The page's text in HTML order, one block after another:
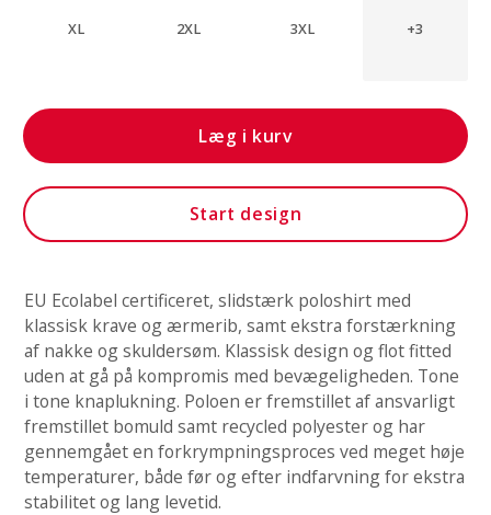
XL 2XL 3XL +3
Læg i kurv
Start design
EU Ecolabel certificeret, slidstærk poloshirt med
klassisk krave og ærmerib, samt ekstra forstærkning
af nakke og skuldersøm. Klassisk design og flot fitted
uden at gå på kompromis med bevægeligheden. Tone
i tone knaplukning. Poloen er fremstillet af ansvarligt
fremstillet bomuld samt recycled polyester og har
gennemgået en forkrympningsproces ved meget høje
temperaturer, både før og efter indfarvning for ekstra
stabilitet og lang levetid.